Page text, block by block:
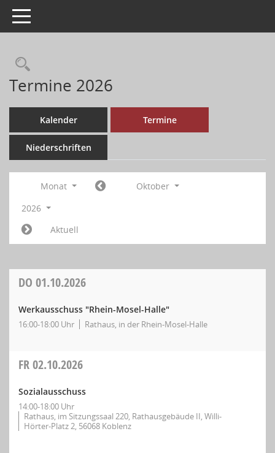
Toggle navigation
Termine 2026
Kalender Termine
Niederschriften
Monat
Oktober
2026
Aktuell
DO 01.10.2026
Werkausschuss "Rhein-Mosel-Halle"
16:00-18:00 Uhr Rathaus, in der Rhein-Mosel-Halle
FR02.10.2026
Sozialausschuss
14:00-18:00 Uhr
Rathaus, im Sitzungssaal 220, Rathausgebäude II, Willi-
Hörter-Platz 2, 56068 Koblenz